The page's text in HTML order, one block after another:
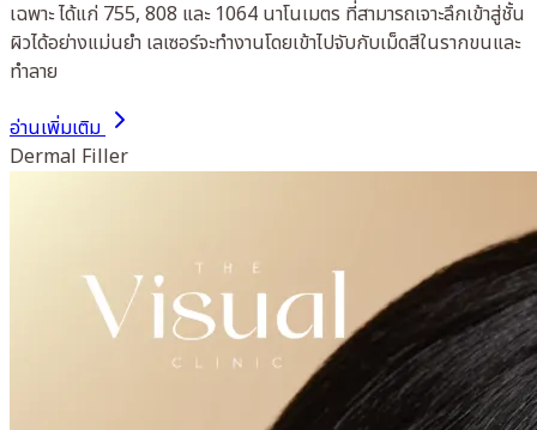
เฉพาะ ได้แก่ 755, 808 และ 1064 นาโนเมตร ที่สามารถเจาะลึกเข้าสู่ชั้น
ผิวได้อย่างแม่นยำ เลเซอร์จะทำงานโดยเข้าไปจับกับเม็ดสีในรากขนและ
ทำลาย
อ่านเพิ่มเติม
Dermal Filler